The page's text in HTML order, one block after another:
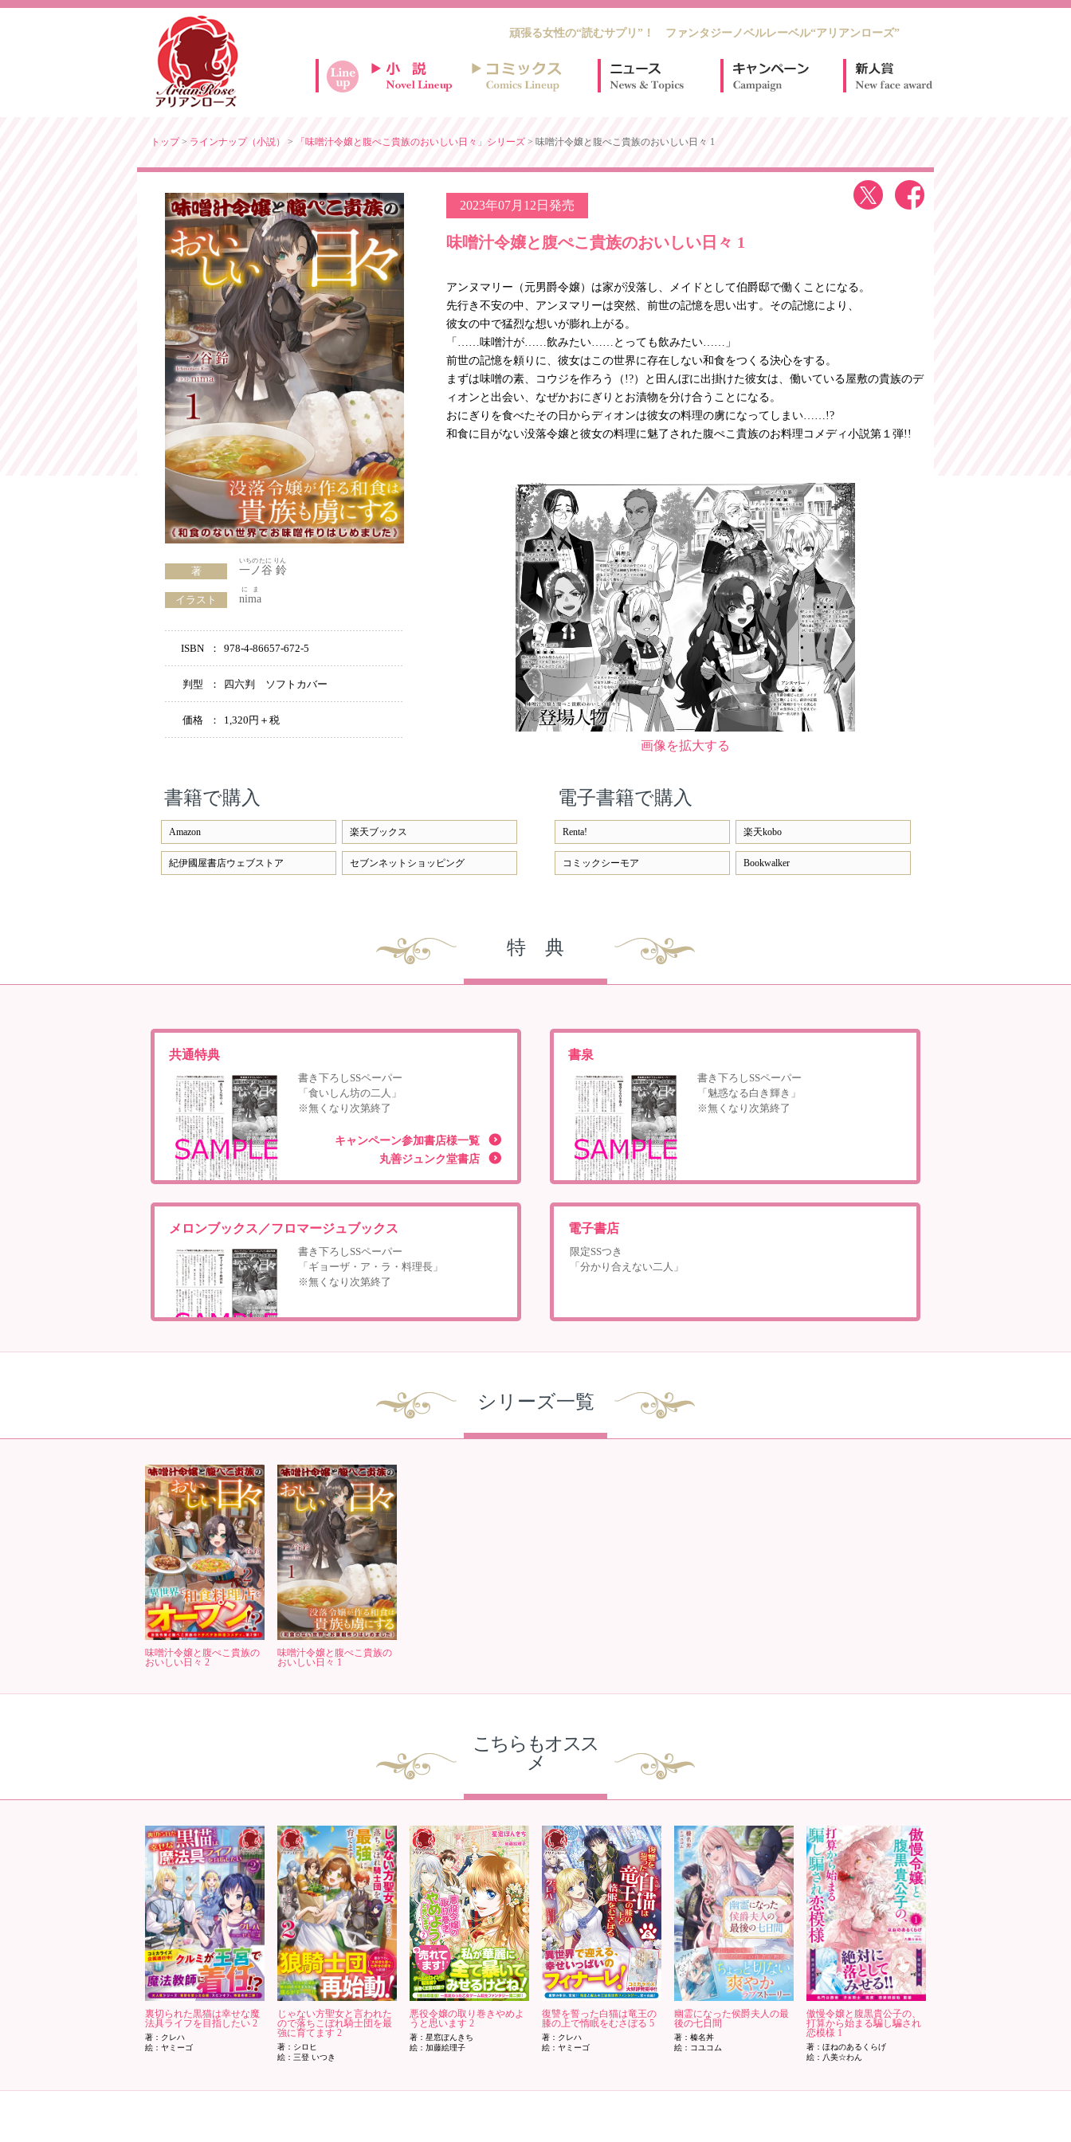
頑張る女性の“読むサプリ”！ ファンタジーノベルレーベル“アリアンローズ”
トップ> ラインナップ（小説） > 「味噌汁令嬢と腹ぺこ貴族のおいしい日々」シリーズ> 味噌汁令嬢と腹ぺこ貴族のおいしい日々 1
2023年07月12日発売
味噌汁令嬢と腹ぺこ貴族のおいしい日々 1
著 一ノ谷 鈴
いちのたに りん
イラスト nima
にま
ISBN ： 978-4-86657-672-5
判型 ： 四六判 ソフトカバー
価格 ： 1,320円＋税
アンヌマリー（元男爵令嬢）は家が没落し、メイドとして伯爵邸で働くことになる。
先行き不安の中、アンヌマリーは突然、前世の記憶を思い出す。その記憶により、
彼女の中で猛烈な想いが膨れ上がる。
「……味噌汁が……飲みたい……とっても飲みたい……」
前世の記憶を頼りに、彼女はこの世界に存在しない和食をつくる決心をする。
まずは味噌の素、コウジを作ろう（!?）と田んぼに出掛けた彼女は、働いている屋敷の貴族のデ
ィオンと出会い、なぜかおにぎりとお漬物を分け合うことになる。
おにぎりを食べたその日からディオンは彼女の料理の虜になってしまい……!?
和食に目がない没落令嬢と彼女の料理に魅了された腹ぺこ貴族のお料理コメディ小説第１弾!!
画像を拡大する
書籍で購入
Amazon 楽天ブックス
紀伊國屋書店ウェブストア セブンネットショッピング
電子書籍で購入
Renta! 楽天kobo
コミックシーモア Bookwalker
特 典
共通特典
書き下ろしSSペーパー
「食いしん坊の二人」
※無くなり次第終了
キャンペーン参加書店様一覧
丸善ジュンク堂書店
書泉
書き下ろしSSペーパー
「魅惑なる白き輝き」
※無くなり次第終了
メロンブックス／フロマージュブックス
書き下ろしSSペーパー
「ギョーザ・ア・ラ・料理長」
※無くなり次第終了
電子書店
限定SSつき
「分かり合えない二人」
シリーズ一覧
味噌汁令嬢と腹ぺこ貴族の
おいしい日々 2
味噌汁令嬢と腹ぺこ貴族の
おいしい日々 1
こちらもオスス
メ
裏切られた黒猫は幸せな魔
法具ライフを目指したい 2
著：クレハ
絵：ヤミーゴ
じゃない方聖女と言われた
ので落ちこぼれ騎士団を最
強に育てます 2
著：シロヒ
絵：三登 いつき
悪役令嬢の取り巻きやめよ
うと思います 2
著：星窓ぽんきち
絵：加藤絵理子
復讐を誓った白猫は竜王の
膝の上で惰眠をむさぼる 5
著：クレハ
絵：ヤミーゴ
幽霊になった侯爵夫人の最
後の七日間
著：榛名丼
絵：コユコム
傲慢令嬢と腹黒貴公子の、
打算から始まる騙し騙され
恋模様 1
著：ほねのあるくらげ
絵：八美☆わん